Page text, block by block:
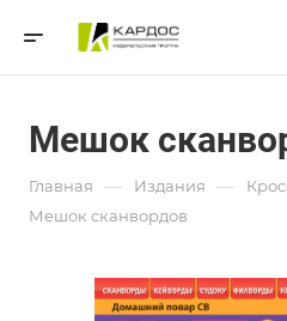
Мешок
Главная — Издания —
Мешок сканвордов